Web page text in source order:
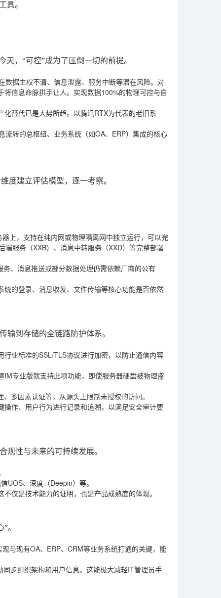
具。
，“可控”成为了压倒一切的前提。
据主权不清、信息泄露、服务中断等潜在风险。对
信息命脉拱手让人。实现数据100%的物理可控与自
替代已是大势所趋。以腾讯RTX为代表的老旧系
转的总枢纽、业务系统（如OA、ERP）集成的核心
度建立评估模型，逐一考察。
上，支持在纯内网或物理隔离网中独立运行，可以完
服务（XXB）、消息中转服务（XXD）等完整部署
、消息推送或部分数据处理仍需依赖厂商的公有
的登录、消息收发、文件传输等核心功能是否依然
输到存储的全链路防护体系。
业标准的SSL/TLS协议进行加密，以防止通信内容
专业版就支持此项功能，即使服务器硬盘被物理盗
多因素认证等，从源头上限制未授权的访问。
作、用户行为进行记录和追溯，以满足安全审计要
规性与未来的可持续发展。
UOS、深度（Deepin）等。
仅是技术能力的证明，也是产品成熟度的体现。
。
与现有OA、ERP、CRM等业务系统打通的关键，能
步组织架构和用户信息。这能极大减轻IT管理员手